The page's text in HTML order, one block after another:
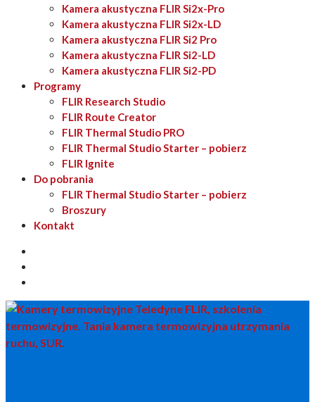
Kamera akustyczna FLIR Si2x-Pro
Kamera akustyczna FLIR Si2x-LD
Kamera akustyczna FLIR Si2 Pro
Kamera akustyczna FLIR Si2-LD
Kamera akustyczna FLIR Si2-PD
Programy
FLIR Research Studio
FLIR Route Creator
FLIR Thermal Studio PRO
FLIR Thermal Studio Starter – pobierz
FLIR Ignite
Do pobrania
FLIR Thermal Studio Starter – pobierz
Broszury
Kontakt